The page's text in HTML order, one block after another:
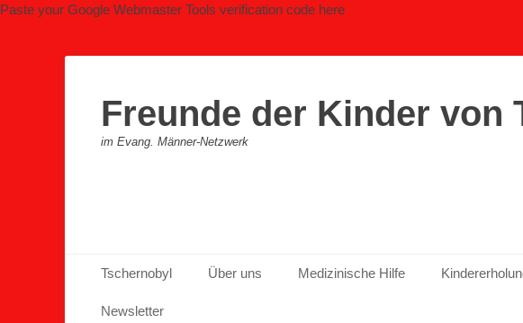
Paste your Google Webmaster Tools verification code here
Freunde der Kinder von
im Evang. Männer-Netzwerk
Primäres Menü
Inhalt
springen
Tschernobyl Über uns Medizinische Hilfe
Newsletter